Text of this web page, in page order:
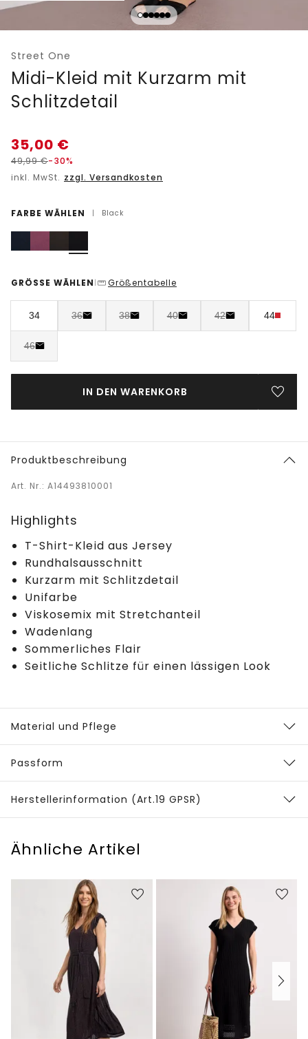
Street One
Midi-Kleid mit Kurzarm mit
Schlitzdetail
35,00 €
49,99€-30%
inkl. MwSt. zzgl. Versandkosten
FARBE WÄHLEN | Black
GRÖSSE WÄHLEN | Größentabelle
34 36 38 40 42 44
46
IN DEN WARENKORB
Produktbeschreibung
Art. Nr.: A14493810001
Highlights
T-Shirt-Kleid aus Jersey
Rundhalsausschnitt
Kurzarm mit Schlitzdetail
Unifarbe
Viskosemix mit Stretchanteil
Wadenlang
Sommerliches Flair
Seitliche Schlitze für einen lässigen Look
Material und Pflege
Passform
Herstellerinformation (Art.19 GPSR)
Ähnliche Artikel